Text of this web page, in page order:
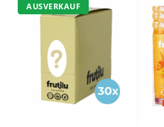
AUSVERKAUF